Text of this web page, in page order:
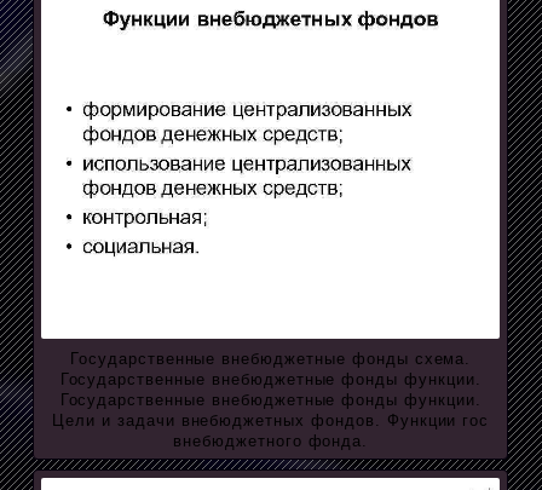
Государственные внебюджетные фонды схема.
Государственные внебюджетные фонды функции.
Государственные внебюджетные фонды функции.
Цели и задачи внебюджетных фондов. Функции гос
внебюджетного фонда.